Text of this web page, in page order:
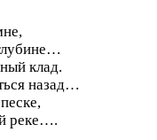
клад.
назад…
реке….